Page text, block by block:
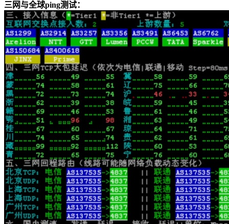
三网与全球ping测试：